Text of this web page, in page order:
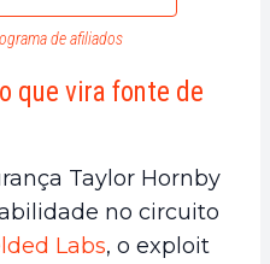
de afiliados
que vira fonte de
Taylor Hornby
no circuito
Labs, o exploit